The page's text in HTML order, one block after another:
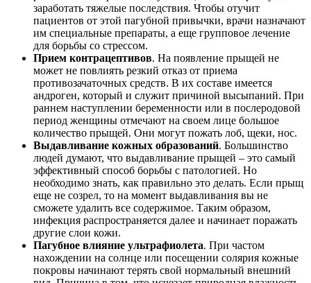
заработать тяжелые последствия. Чтобы отучит
пациентов от этой пагубной привычки, врачи назначают
им специальные препараты, а еще групповое лечение
для борьбы со стрессом.
Прием контрацептивов. На появление прыщей не
может не повлиять резкий отказ от приема
противозачаточных средств. В их составе имеется
андроген, который и служит причиной высыпаний. При
раннем наступлении беременности или в послеродовой
период женщины отмечают на своем лице большое
количество прыщей. Они могут пожать лоб, щеки, нос.
Выдавливание кожных образований. Большинство
людей думают, что выдавливание прыщей – это самый
эффективный способ борьбы с патологией. Но
необходимо знать, как правильно это делать. Если прыщ
еще не созрел, то на момент выдавливания вы не
сможете удалить все содержимое. Таким образом,
инфекция распространяется далее и начинает поражать
другие слои кожи.
Пагубное влияние ультрафиолета. При частом
нахождении на солнце или посещении солярия кожные
покровы начинают терять свой нормальный внешний